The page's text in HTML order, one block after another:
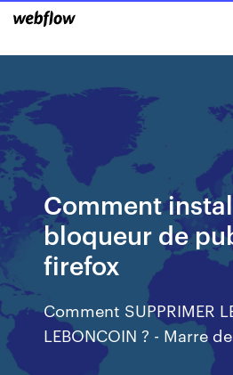
Comment
bloqueur de
firefox
Comment SUPPRIMER
LEBONCOIN ? - Marre